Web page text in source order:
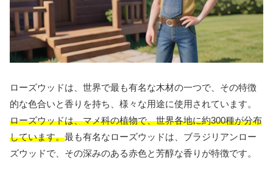
ローズウッドは、世界で最も有名な木材の一つで、その特徴
的な色合いと香りを持ち、様々な用途に使用されています。
ローズウッドは、マメ科の植物で、世界各地に約300種が分布
しています。最も有名なローズウッドは、ブラジリアンロー
ズウッドで、その深みのある赤色と芳醇な香りが特徴です。